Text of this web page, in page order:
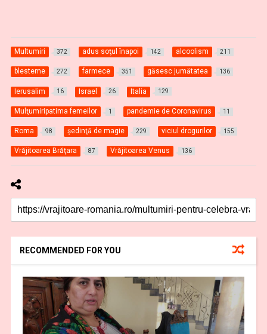
Multumiri 372 adus soţul înapoi 142 alcoolism 211
blesteme 272 farmece 351 găsesc jumătatea 136
Ierusalim 16 Israel 26 Italia 129
Mulţumiripatima femeilor 1 pandemie de Coronavirus 11
Roma 98 şedinţă de magie 229 viciul drogurilor 155
Vrăjitoarea Brăţara 87 Vrăjitoarea Venus 136
RECOMMENDED FOR YOU